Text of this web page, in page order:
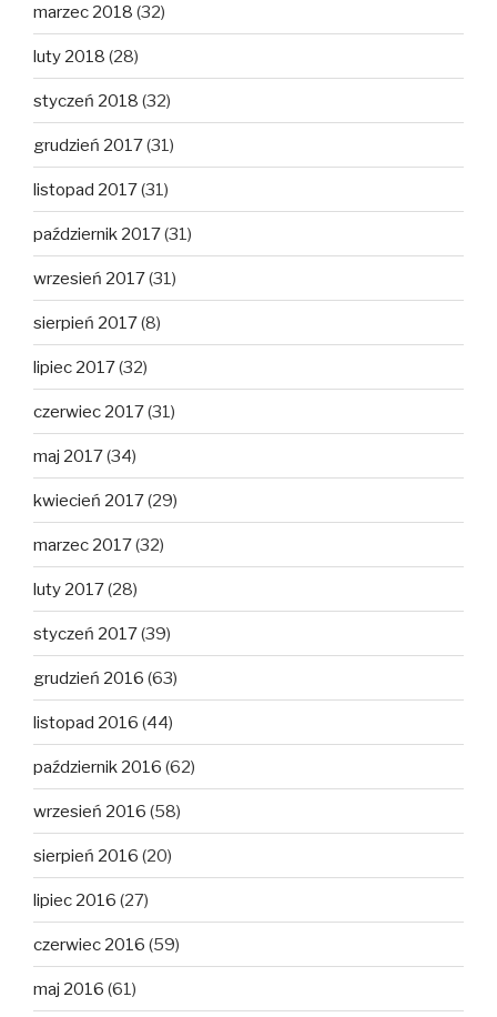
marzec 2018 (32)
luty 2018 (28)
styczeń 2018 (32)
grudzień 2017(31)
listopad 2017(31)
październik 2017(31)
wrzesień 2017(31)
sierpień 2017(8)
lipiec 2017(32)
czerwiec 2017(31)
maj 2017(34)
kwiecień 2017(29)
marzec 2017(32)
luty 2017(28)
styczeń 2017(39)
grudzień 2016 (63)
listopad 2016 (44)
październik 2016 (62)
wrzesień 2016 (58)
sierpień 2016 (20)
lipiec 2016 (27)
czerwiec 2016 (59)
maj 2016 (61)